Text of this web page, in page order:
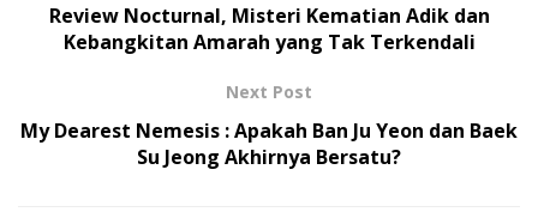
Review Nocturnal, Misteri Kematian Adik dan
Kebangkitan Amarah yang Tak Terkendali
Next Post
My Dearest Nemesis : Apakah Ban Ju Yeon dan Baek
Su Jeong Akhirnya Bersatu?